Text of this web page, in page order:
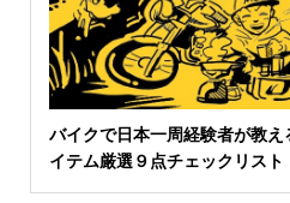
バイクで日本一周経験者が教
イテム厳選９点チェックリスト